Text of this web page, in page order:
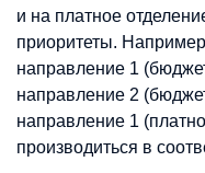
и на платное
приоритеты.
направление 1
направление 2
направление 1
производиться в